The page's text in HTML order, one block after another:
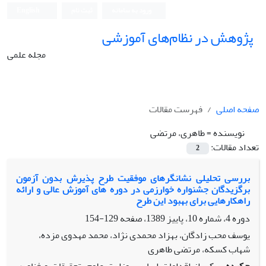
پژوهش در نظام‌های آموزشی
مجله علمی
صفحه اصلی
فهرست مقالات
نویسنده =طاهری، مرتضی
تعداد مقالات:
2
بررسی تحلیلی نشانگرهای موفقیت طرح پذیرش بدون آزمون
برگزیدگان جشنواره خوارزمی در دوره های آموزش عالی و ارائه
راهکارهایی برای بهبود این طرح
دوره 4، شماره 10، پاییز 1389، صفحه
129-154
یوسف محب زادگان، بهزاد محمدی نژاد، محمد مهدوی مزده،
شهاب کسکه، مرتضی طاهری